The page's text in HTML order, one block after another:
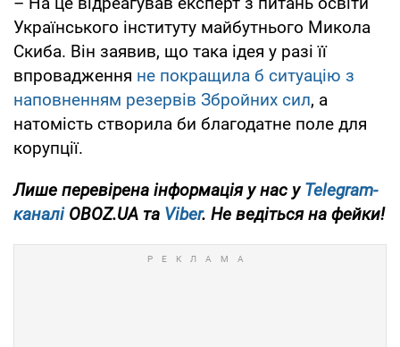
Українського інституту майбутнього Микола
Скиба. Він заявив, що така ідея у разі її
впровадження не покращила б ситуацію з
наповненням резервів Збройних сил, а
натомість створила би благодатне поле для
корупції.
Лише перевірена інформація у нас уTelegram-
каналіOBOZ.UA та Viber. Не ведіться на фейки!